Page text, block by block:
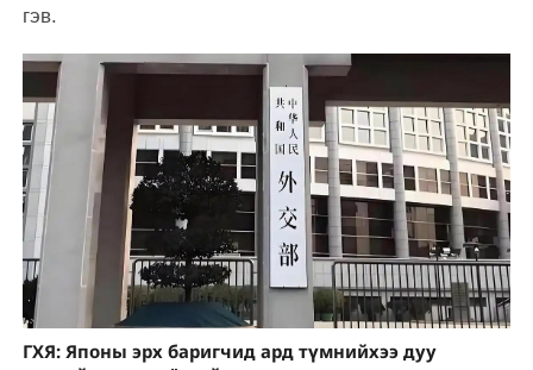
гэв.
ГХЯ: Японы эрх баригчид ард түмнийхээ дуу